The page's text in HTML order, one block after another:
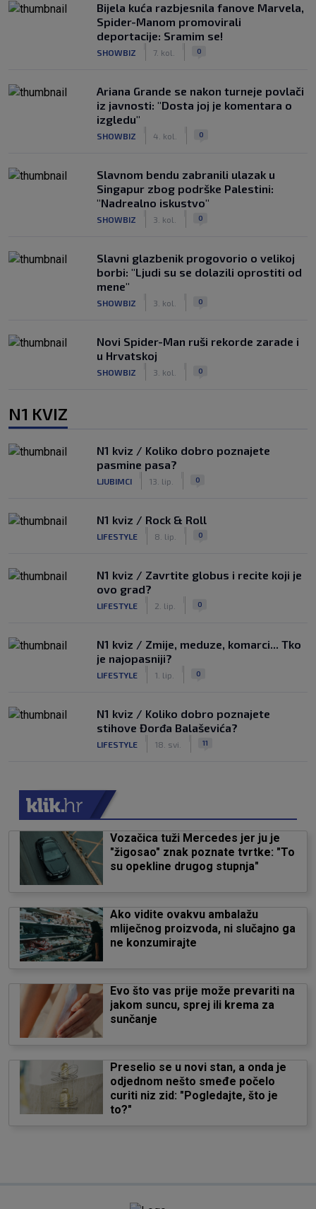
Bijela kuća razbjesnila fanove Marvela,
Spider-Manom promovirali
deportacije: Sramim se!
SHOWBIZ 7. kol. 0
Ariana Grande se nakon turneje povlači
iz javnosti: "Dosta joj je komentara o
izgledu"
SHOWBIZ 4. kol. 0
Slavnom bendu zabranili ulazak u
Singapur zbog podrške Palestini:
"Nadrealno iskustvo"
SHOWBIZ 3. kol. 0
Slavni glazbenik progovorio o velikoj
borbi: "Ljudi su se dolazili oprostiti od
mene"
SHOWBIZ 3. kol. 0
Novi Spider-Man ruši rekorde zarade i
u Hrvatskoj
SHOWBIZ 3. kol. 0
N1 KVIZ
N1 kviz / Koliko dobro poznajete
pasmine pasa?
LJUBIMCI 13. lip. 0
N1 kviz / Rock & Roll
LIFESTYLE 8. lip. 0
N1 kviz / Zavrtite globus i recite koji je
ovo grad?
LIFESTYLE 2. lip. 0
N1 kviz / Zmije, meduze, komarci... Tko
je najopasniji?
LIFESTYLE 1. lip. 0
N1 kviz / Koliko dobro poznajete
stihove Đorđa Balaševića?
LIFESTYLE 18. svi. 11
Vozačica tuži Mercedes jer ju je
"žigosao" znak poznate tvrtke: "To
su opekline drugog stupnja"
Ako vidite ovakvu ambalažu
mliječnog proizvoda, ni slučajno ga
ne konzumirajte
Evo što vas prije može prevariti na
jakom suncu, sprej ili krema za
sunčanje
Preselio se u novi stan, a onda je
odjednom nešto smeđe počelo
curiti niz zid: "Pogledajte, što je
to?"